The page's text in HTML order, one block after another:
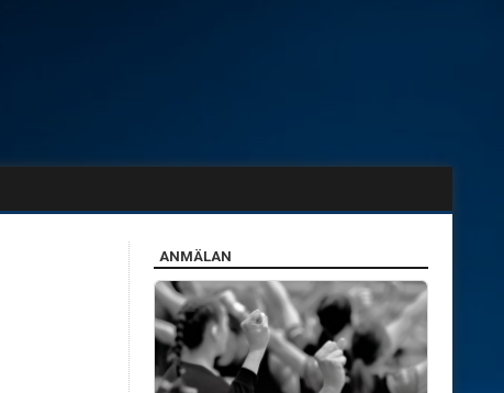
ANMÄLAN